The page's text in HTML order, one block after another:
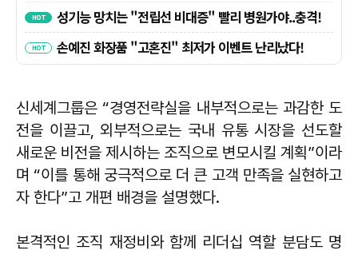
신세계그룹은 “경영전략실을 내부적으로는 과감한 도
전을 이끌고, 외부적으로는 국내 유통 시장을 선도할
새로운 비전을 제시하는 조직으로 변모시킬 계획”이라
며 “이를 통해 궁극적으로 더 큰 고객 만족을 실현하고
자 한다”고 개편 배경을 설명했다.
본격적인 조직 재정비와 함께 리더십 역할 분담도 명